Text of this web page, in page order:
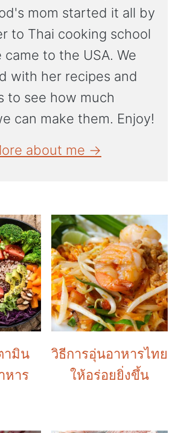
mom started it all by
to Thai cooking school
to the USA. We
with her recipes and
to see how much
can make them. Enjoy!
about me →
ามิน
หาร
วิธีการอุ่นอาหารไทย
ให้อร่อยยิ่งขึ้น